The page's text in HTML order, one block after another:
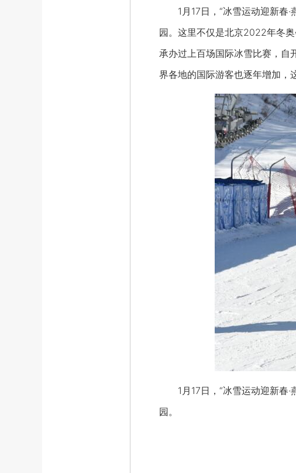
1月17日，“冰雪运动迎新春·
园。这里不仅是北京2022年冬
承办过上百场国际冰雪比赛，自
界各地的国际游客也逐年增加，
1月17日，“冰雪运动迎新春·
园。